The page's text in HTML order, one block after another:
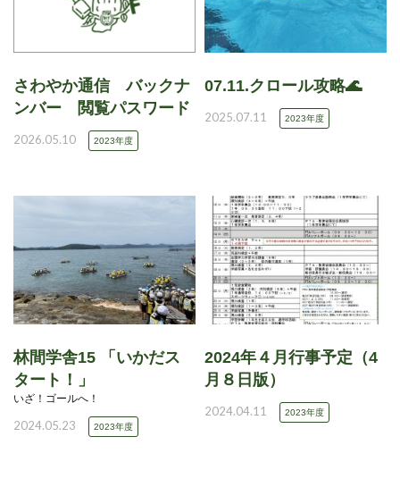
さわやか通信 バックナ
ンバー 閲覧パスワード
2026.05.10 2023年度
07.11.クロール攻略🌊
2025.07.11 2023年度
林間学舎15 「いかだス
タート！」
いざ！ゴールへ！
2024.05.23 2023年度
2024年４月行事予定（4
月８日版）
2024.04.11 2023年度